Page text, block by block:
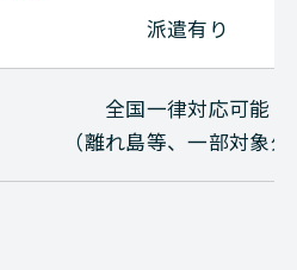
派遣有り
全国一律対応可能
（離れ島等、一部対象